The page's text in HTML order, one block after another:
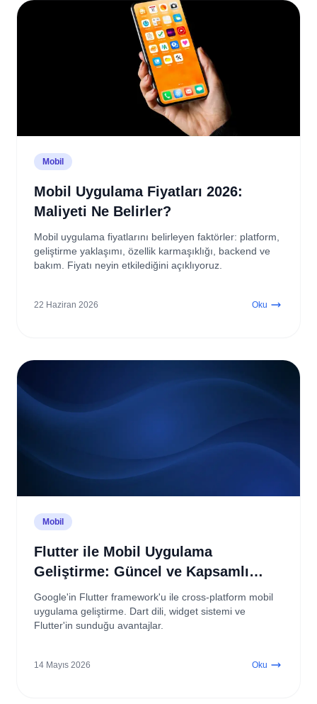
Mobil
Mobil Uygulama Fiyatları 2026:
Maliyeti Ne Belirler?
Mobil uygulama fiyatlarını belirleyen faktörler: platform,
geliştirme yaklaşımı, özellik karmaşıklığı, backend ve
bakım. Fiyatı neyin etkilediğini açıklıyoruz.
22 Haziran 2026 Oku
Mobil
Flutter ile Mobil Uygulama
Geliştirme: Güncel ve Kapsamlı
Rehber
Google'in Flutter framework'u ile cross-platform mobil
uygulama geliştirme. Dart dili, widget sistemi ve
Flutter'in sunduğu avantajlar.
14 Mayıs 2026 Oku